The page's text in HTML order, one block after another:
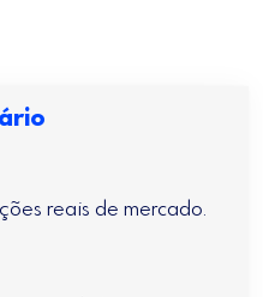
reais de mercado.